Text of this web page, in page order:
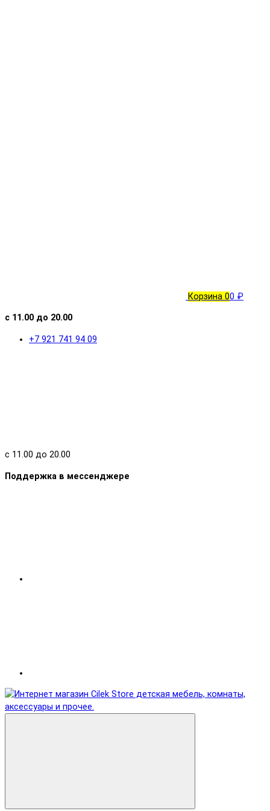
Корзина 00 ₽
с 11.00 до 20.00
+7 921 741 94 09
с 11.00 до 20.00
Поддержка в мессенджере